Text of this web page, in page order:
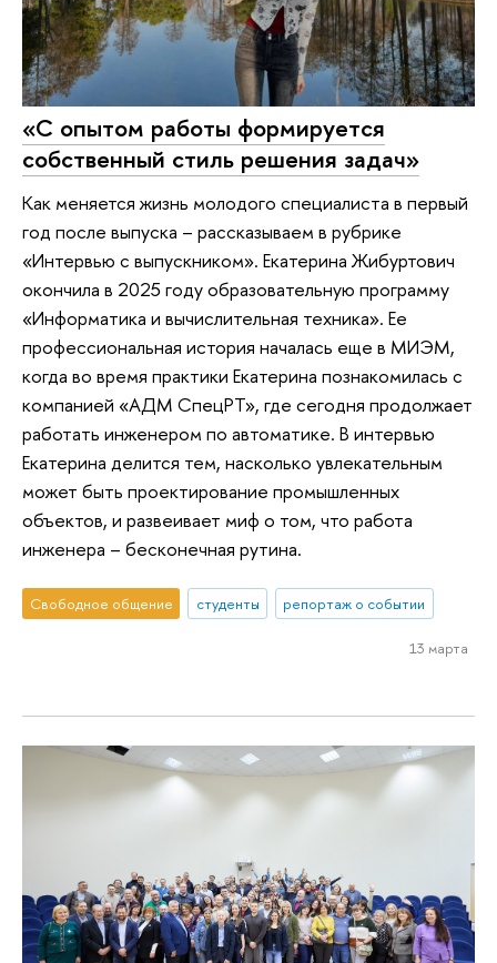
«С опытом работы формируется
собственный стиль решения задач»
Как меняется жизнь молодого специалиста в первый
год после выпуска – рассказываем в рубрике
«Интервью с выпускником». Екатерина Жибуртович
окончила в 2025 году образовательную программу
«Информатика и вычислительная техника». Ее
профессиональная история началась еще в МИЭМ,
когда во время практики Екатерина познакомилась с
компанией «АДМ СпецРТ», где сегодня продолжает
работать инженером по автоматике. В интервью
Екатерина делится тем, насколько увлекательным
может быть проектирование промышленных
объектов, и развеивает миф о том, что работа
инженера – бесконечная рутина.
Свободное общение студенты репортаж о событии
13 марта